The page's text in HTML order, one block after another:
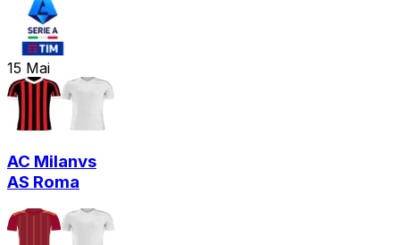
15 Mai
AC Milanvs
AS Roma